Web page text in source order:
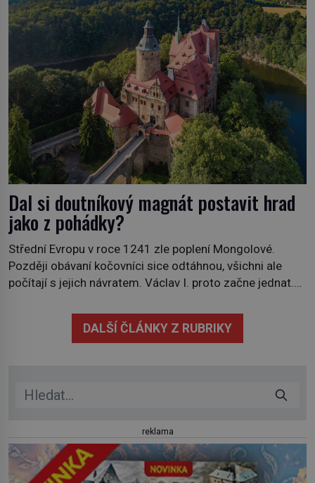
politik Sir Henry Channon (1897–1958), když si […]
Dal si doutníkový magnát postavit hrad
jako z pohádky?
Střední Evropu v roce 1241 zle poplení Mongolové.
Později obávaní kočovníci sice odtáhnou, všichni ale
počítají s jejich návratem. Václav I. proto začne jednat.
pečlivě připravit! Český král Václav I. (1205–1253)
přijme opatření, která mají posílit obranu jeho království.
DALŠÍ ČLÁNKY Z RUBRIKY
reklama